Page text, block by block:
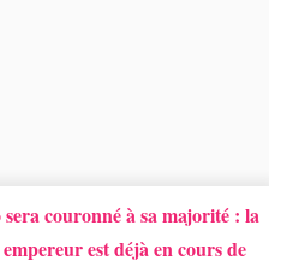
couronné à sa majorité : la
est déjà en cours de